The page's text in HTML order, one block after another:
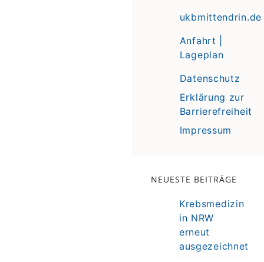
ukbmittendrin.de
Anfahrt |
Lageplan
Datenschutz
Erklärung zur
Barrierefreiheit
Impressum
NEUESTE BEITRÄGE
Krebsmedizin
in NRW
erneut
ausgezeichnet